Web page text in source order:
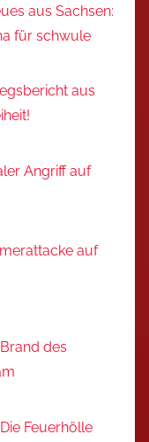
aus Sachsen:
für schwule
aus
Angriff auf
auf
des
Feuerhölle